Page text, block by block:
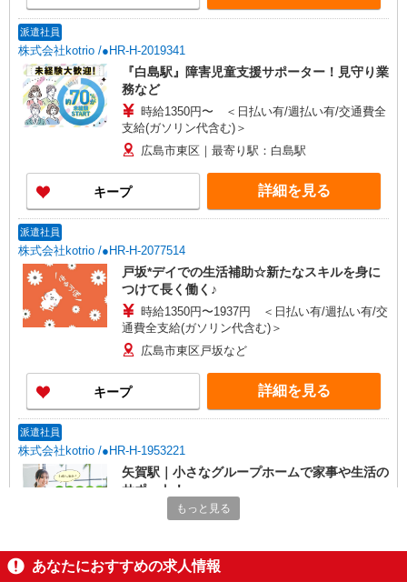
派遣社員
株式会社kotrio /●HR-H-2019341
『白島駅』障害児童支援サポーター！見守り業
務など
時給1350円〜 ＜日払い有/週払い有/交通費全
支給(ガソリン代含む)＞
広島市東区｜最寄り駅：白島駅
キープ 詳細を見る
派遣社員
株式会社kotrio /●HR-H-2077514
戸坂*デイでの生活補助☆新たなスキルを身に
つけて長く働く♪
時給1350円〜1937円 ＜日払い有/週払い有/交
通費全支給(ガソリン代含む)＞
広島市東区戸坂など
キープ 詳細を見る
派遣社員
株式会社kotrio /●HR-H-1953221
矢賀駅｜小さなグループホームで家事や生活の
サポート！
時給1450円〜1937円 ＜日払い有/週払い有/交
広島市東区
もっと見る
あなたにおすすめの求人情報